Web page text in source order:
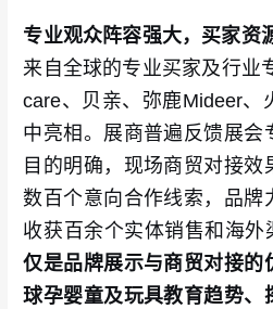
专业观众阵容强大，买家资
来自全球的专业买家及行业
care、贝亲、弥鹿Mideer、
中亮相。展商普遍反馈展会
目的明确，现场商贸对接
数百个意向合作线索，品牌
收获百余个实体销售和海外
仅是品牌展示与商贸对接的
球孕婴童及玩具教育趋势、